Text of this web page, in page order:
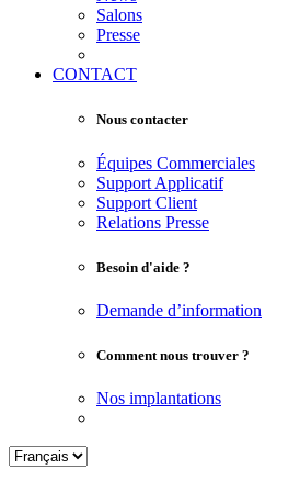
Salons
Presse
CONTACT
Nous contacter
Équipes Commerciales
Support Applicatif
Support Client
Relations Presse
Besoin d'aide ?
Demande d’information
Comment nous trouver ?
Nos implantations